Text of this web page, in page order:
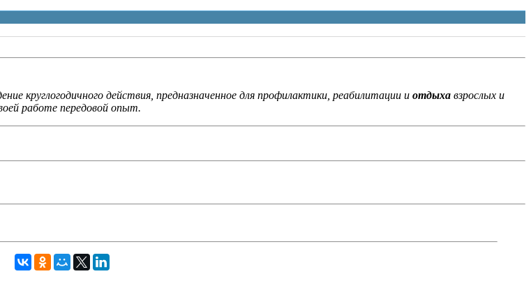
круглогодичного действия, предназначенное для профилактики, реабилитации и отдыха взрослых и
работе передовой опыт.